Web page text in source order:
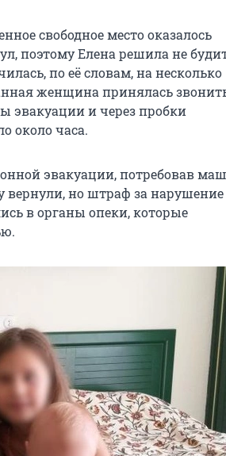
свободное место оказалось
поэтому Елена решила не
по её словам, на несколько
женщина принялась
эвакуации и через пробки
около часа.
эвакуации, потребовав
вернули, но штраф за нарушение
в органы опеки, которые